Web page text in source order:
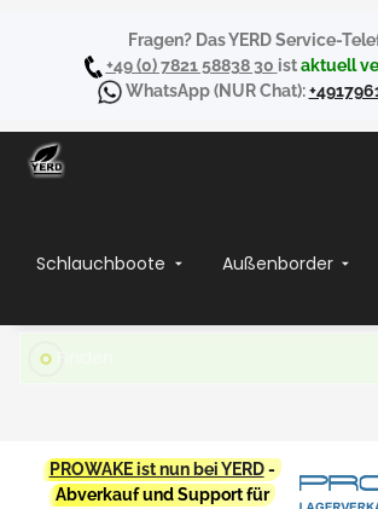
Fragen? Das YERD Service-
+49 (0) 7821 58838 30 istaktuell
WhatsApp(NUR Chat):
Schlauchboote Außenborder
PROWAKE ist nun bei YERD-
Abverkauf und Support für